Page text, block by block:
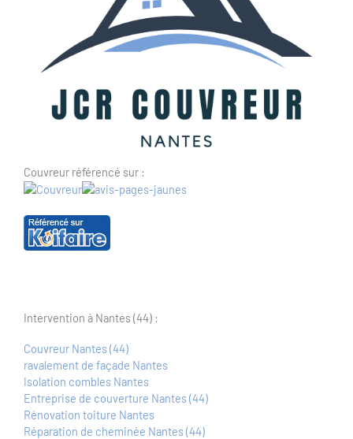
Couvreur référencé sur :
Intervention à Nantes (44) :
Couvreur Nantes (44)
ravalement de façade Nantes
Isolation combles Nantes
Entreprise de couverture Nantes (44)
Rénovation toiture Nantes
Réparation de cheminée Nantes (44)